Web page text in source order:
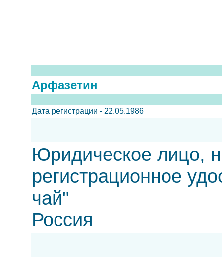
Арфазетин
Дата регистрации - 22.05.1986
Юридическое лицо,
регистрационное
чай"
Россия